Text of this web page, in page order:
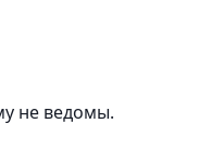
не ведомы.